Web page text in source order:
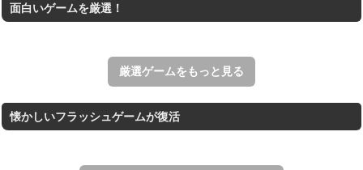
ホールを巨大に育成する落とし穴ゲーム。
王国を構築していく放置系のシミュレーションゲーム。
面白いゲームを厳選！
厳選ゲームをもっと見る
懐かしいフラッシュゲームが復活